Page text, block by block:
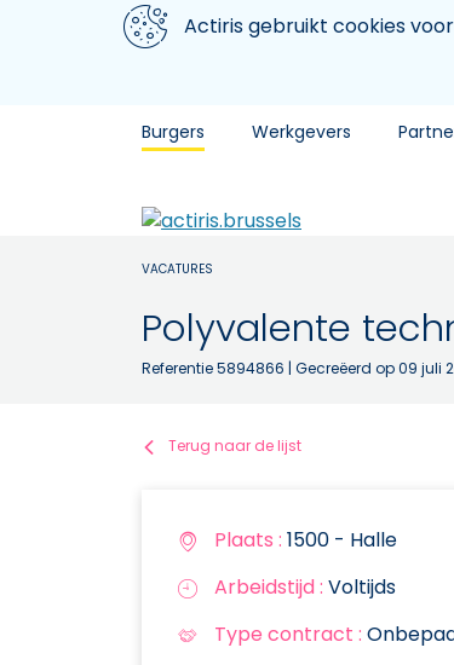
Aller au contenu principal
We gebruiken cookiesActiris gebruikt cookies
Burgers Werkgevers
VACATURES
Polyvalente
Referentie 5894866 | Gecreëerd op 09 juli
Terug naar de lijst
Plaats : 1500 - Halle
Arbeidstijd : Voltijds
Type contract :